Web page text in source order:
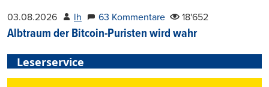
03.08.2026 lh 63 Kommentare 18'652
Albtraum der Bitcoin-Puristen wird wahr
Leserservice